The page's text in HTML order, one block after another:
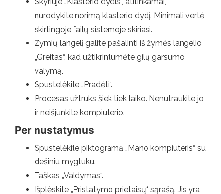
nurodykite norimą klasterio dydį. Minimali vertė
skirtingoje failų sistemoje skiriasi.
Žymių langelį galite pašalinti iš žymės langelio
„Greitas“, kad užtikrintumėte gilų garsumo
valymą.
Spustelėkite „Pradėti“.
Procesas užtruks šiek tiek laiko. Nenutraukite jo
ir neišjunkite kompiuterio.
Per nustatymus
Spustelėkite piktogramą „Mano kompiuteris“ su
dešiniu mygtuku.
Taškas „Valdymas“.
Išplėskite „Pristatymo prietaisų“ sąrašą. Jis yra